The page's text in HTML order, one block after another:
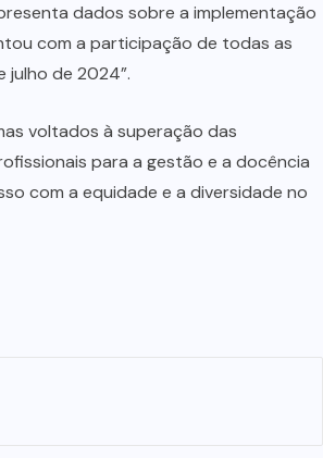
dados sobre a implementação
com a participação de todas as
de 2024”.
voltados à superação das
para a gestão e a docência
com a equidade e a diversidade no